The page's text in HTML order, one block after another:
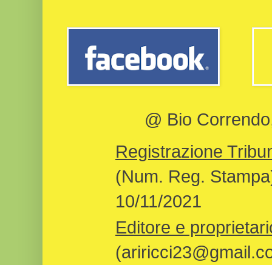
@ Bio
Registrazione
(Num. Reg.
10/11/2021
Editore e